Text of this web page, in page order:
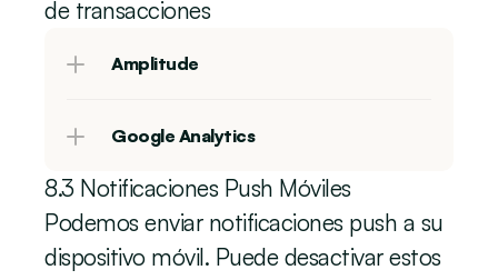
de transacciones
Amplitude
Google Analytics
8.3 Notificaciones Push Móviles
‍Podemos enviar notificaciones push a su
dispositivo móvil. Puede desactivar estos